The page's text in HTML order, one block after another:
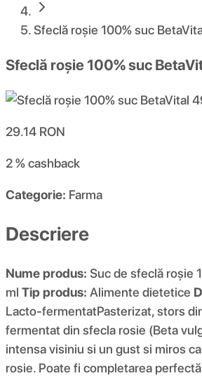
Sfeclă roșie 100% suc
Sfeclă roșie 100% suc
29.14 RON
2 %cashback
Categorie: Farma
Descriere
Nume produs: Suc de sfeclă roșie
ml Tip produs: Alimente dietetice
Lacto-fermentatPasterizat, stors
fermentat din sfecla rosie (Beta
intensa visiniu si un gust si miros
rosie. Poate fi completarea